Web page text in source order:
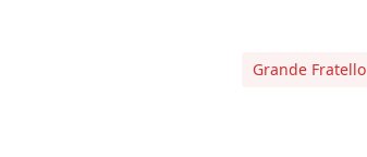
Grande Fratello